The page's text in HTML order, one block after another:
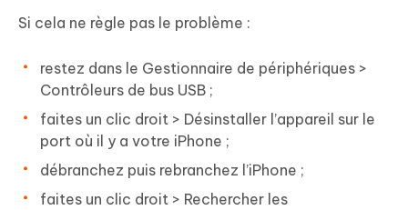
Si cela ne règle pas le problème :
restez dans le Gestionnaire de périphériques >
Contrôleurs de bus USB ;
faites un clic droit > Désinstaller l’appareil sur le
port où il y a votre iPhone ;
débranchez puis rebranchez l’iPhone ;
faites un clic droit > Rechercher les